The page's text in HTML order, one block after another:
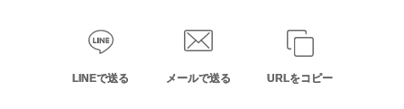
LINEで送る メールで送る URLをコピー